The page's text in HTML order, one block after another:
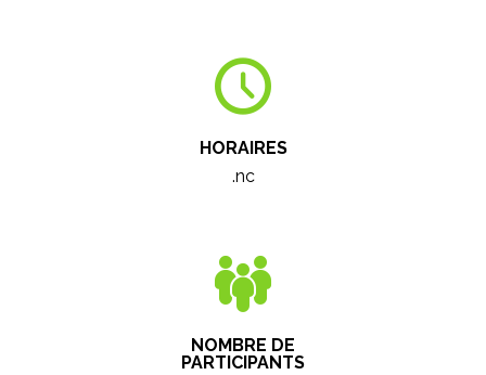
HORAIRES
.nc
NOMBRE DE
PARTICIPANTS